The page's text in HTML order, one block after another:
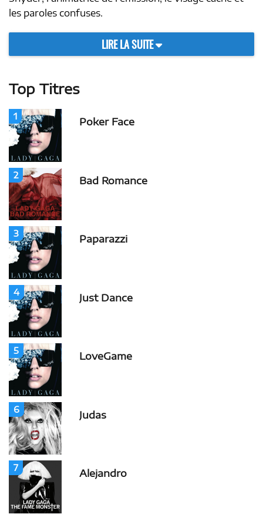
les paroles confuses.
LIRE LA SUITE
Top Titres
1 Poker Face
2 Bad Romance
3 Paparazzi
4 Just Dance
5 LoveGame
6 Judas
7 Alejandro